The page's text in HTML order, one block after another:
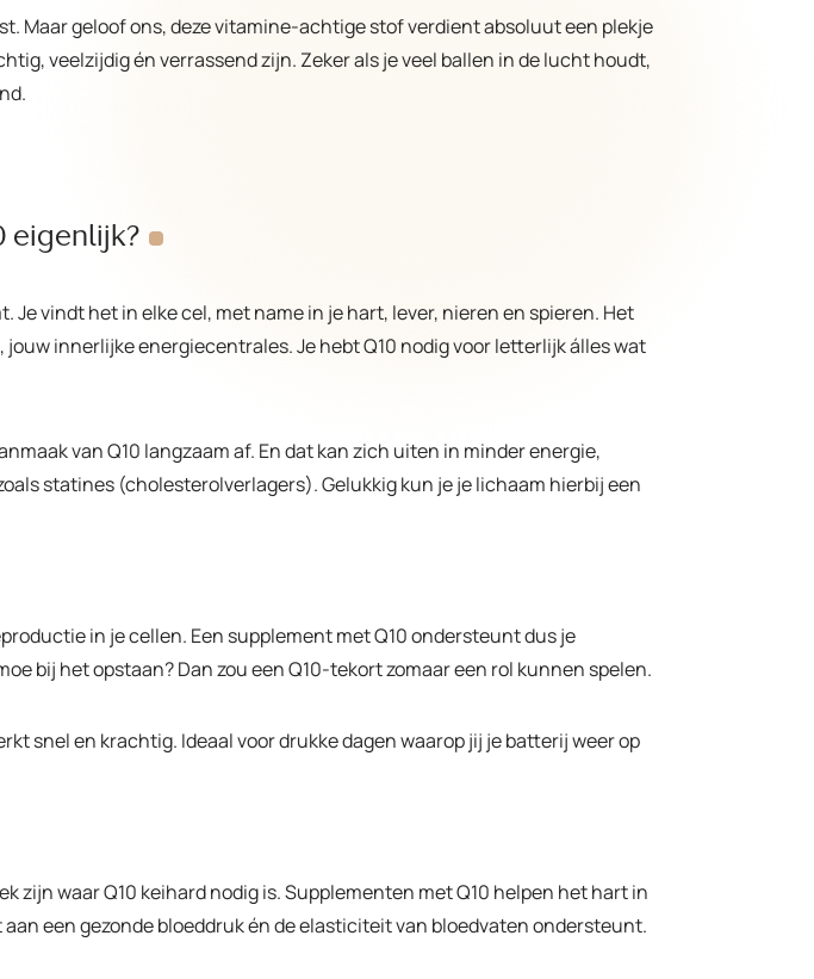
Maar geloof ons, deze vitamine-achtige stof verdient absoluut een plekje
veelzijdig én verrassend zijn. Zeker als je veel ballen in de lucht houdt,
eigenlijk?
vindt het in elke cel, met name in je hart, lever, nieren en spieren. Het
innerlijke energiecentrales. Je hebt Q10 nodig voor letterlijk álles wat
van Q10 langzaam af. En dat kan zich uiten in minder energie,
statines (cholesterolverlagers). Gelukkig kun je je lichaam hierbij een
in je cellen. Een supplement met Q10 ondersteunt dus je
bij het opstaan? Dan zou een Q10-tekort zomaar een rol kunnen spelen.
snel en krachtig. Ideaal voor drukke dagen waarop jij je batterij weer op
zijn waar Q10 keihard nodig is. Supplementen met Q10 helpen het hart in
een gezonde bloeddruk én de elasticiteit van bloedvaten ondersteunt.